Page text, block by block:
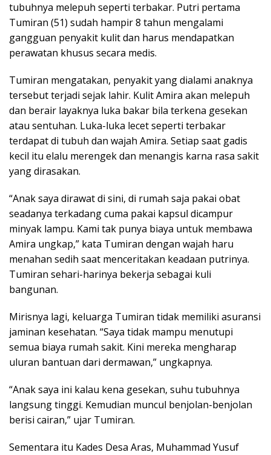
tubuhnya melepuh seperti terbakar. Putri pertama
Tumiran (51) sudah hampir 8 tahun mengalami
gangguan penyakit kulit dan harus mendapatkan
perawatan khusus secara medis.
Tumiran mengatakan, penyakit yang dialami anaknya
tersebut terjadi sejak lahir. Kulit Amira akan melepuh
dan berair layaknya luka bakar bila terkena gesekan
atau sentuhan. Luka-luka lecet seperti terbakar
terdapat di tubuh dan wajah Amira. Setiap saat gadis
kecil itu elalu merengek dan menangis karna rasa sakit
yang dirasakan.
“Anak saya dirawat di sini, di rumah saja pakai obat
seadanya terkadang cuma pakai kapsul dicampur
minyak lampu. Kami tak punya biaya untuk membawa
Amira ungkap,” kata Tumiran dengan wajah haru
menahan sedih saat menceritakan keadaan putrinya.
Tumiran sehari-harinya bekerja sebagai kuli
bangunan.
Mirisnya lagi, keluarga Tumiran tidak memiliki asuransi
jaminan kesehatan. “Saya tidak mampu menutupi
semua biaya rumah sakit. Kini mereka mengharap
uluran bantuan dari dermawan,” ungkapnya.
“Anak saya ini kalau kena gesekan, suhu tubuhnya
langsung tinggi. Kemudian muncul benjolan-benjolan
berisi cairan,” ujar Tumiran.
Sementara itu Kades Desa Aras, Muhammad Yusuf